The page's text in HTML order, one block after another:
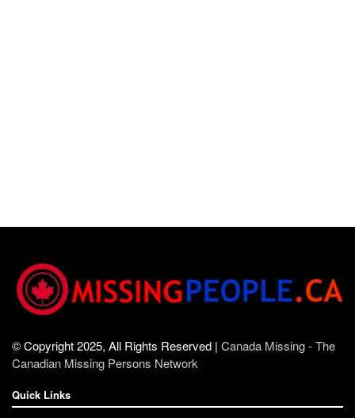
© Copyright 2025, All Rights Reserved | Canada Missing - The
Canadian Missing Persons Network
Quick Links